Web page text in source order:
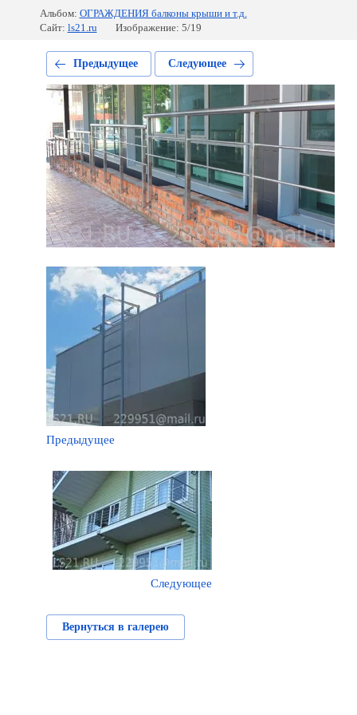
Альбом: ОГРАЖДЕНИЯ балконы крыши и т.д.
Сайт: ls21.ru Изображение: 5/19
Предыдущее Следующее
Предыдущее
Следующее
Вернуться в галерею